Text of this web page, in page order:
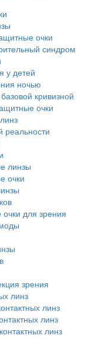
очки
синдром
у детей
ночью
кривизной
очки
реальности
линзы
очки
для зрения
зрения
линз
линз
линз
линз